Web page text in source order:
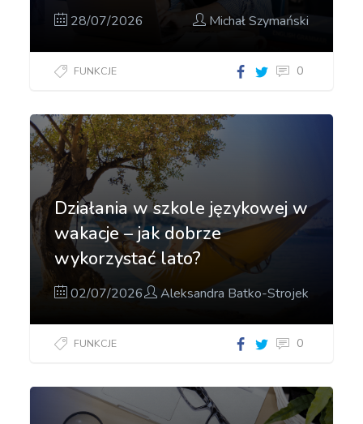
28/07/2026 Michał Szymański
FUNKCJE 0
Działania w szkole językowej w
wakacje – jak dobrze
wykorzystać lato?
02/07/2026 Aleksandra Batko-Strojek
FUNKCJE 0